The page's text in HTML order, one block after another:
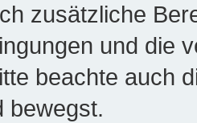
zusätzliche
und die
beachte auch
bewegst.